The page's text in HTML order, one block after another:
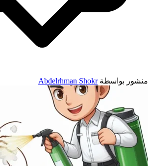
بواسطةAbdelrhman Shokr